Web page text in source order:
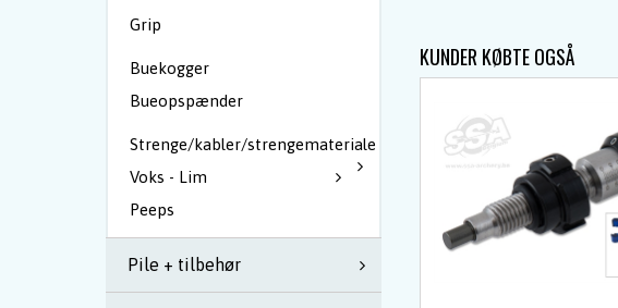
Grip
Buekogger
Bueopspænder
Strenge/kabler/strengemateriale
Voks - Lim
Peeps
Pile + tilbehør
KUNDER KØBTE OGSÅ